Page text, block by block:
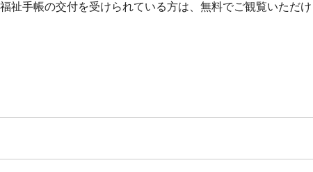
手帳の交付を受けられている方は、無料でご観覧いただ